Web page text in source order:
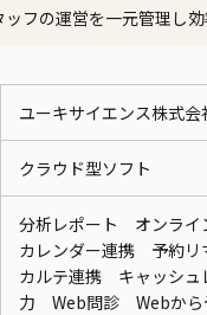
ッフの運営を一元管理し
ユーキサイエンス株式会
クラウド型ソフト
分析レポート オンラ
カレンダー連携 予約
カルテ連携 キャッシ
力 Web問診 Webか